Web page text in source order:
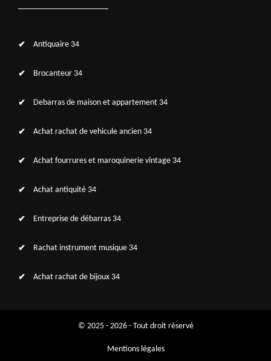
Antiquaire 34
Brocanteur 34
Debarras de maison et appartement 34
Achat rachat de vehicule ancien 34
Achat fourrures et maroquinerie vintage 34
Achat antiquité 34
Entreprise de débarras 34
Rachat instrument musique 34
Achat rachat de bijoux 34
© 2025 - 2026 - Tout droit réservé
Mentions légales